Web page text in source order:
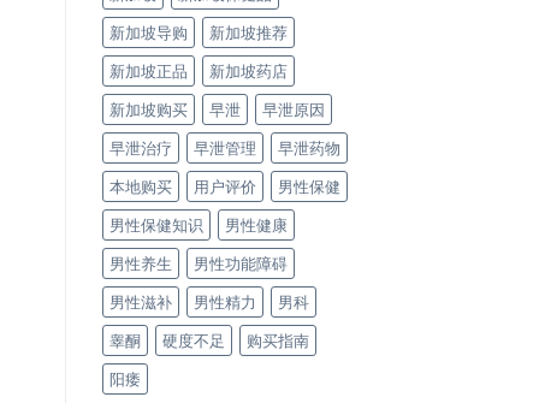
新加坡导购
新加坡推荐
新加坡正品
新加坡药店
新加坡购买
早泄
早泄原因
早泄治疗
早泄管理
早泄药物
本地购买
用户评价
男性保健
男性保健知识
男性健康
男性养生
男性功能障碍
男性滋补
男性精力
男科
睾酮
硬度不足
购买指南
阳痿